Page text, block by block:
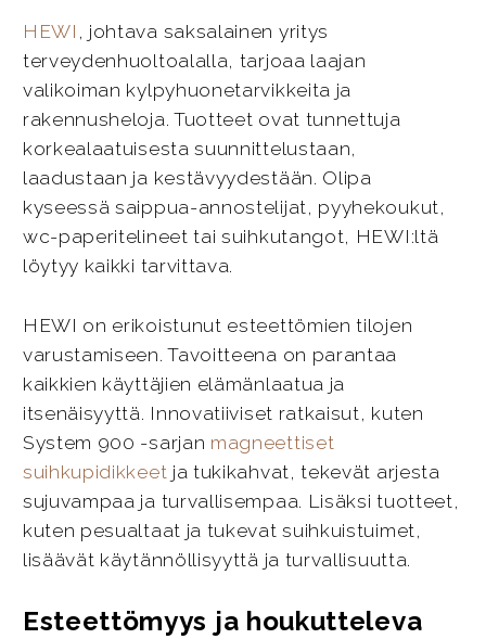
HEWI , johtava saksalainen yritys
terveydenhuoltoalalla, tarjoaa laajan
valikoiman kylpyhuonetarvikkeita ja
rakennusheloja. Tuotteet ovat tunnettuja
korkealaatuisesta suunnittelustaan,
laadustaan ja kestävyydestään. Olipa
kyseessä saippua-annostelijat, pyyhekoukut,
wc-paperitelineet tai suihkutangot, HEWI:ltä
löytyy kaikki tarvittava.
HEWI on erikoistunut esteettömien tilojen
varustamiseen. Tavoitteena on parantaa
kaikkien käyttäjien elämänlaatua ja
itsenäisyyttä. Innovatiiviset ratkaisut, kuten
System 900 -sarjan magneettiset
suihkupidikkeet ja tukikahvat, tekevät arjesta
sujuvampaa ja turvallisempaa. Lisäksi tuotteet,
kuten pesualtaat ja tukevat suihkuistuimet,
lisäävät käytännöllisyyttä ja turvallisuutta.
Esteettömyys ja houkutteleva